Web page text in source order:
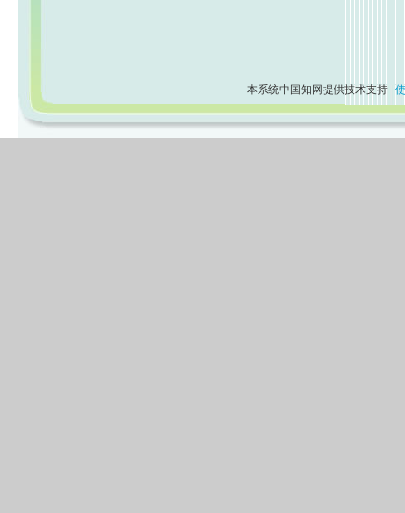
本系统中国知网提供技术支持